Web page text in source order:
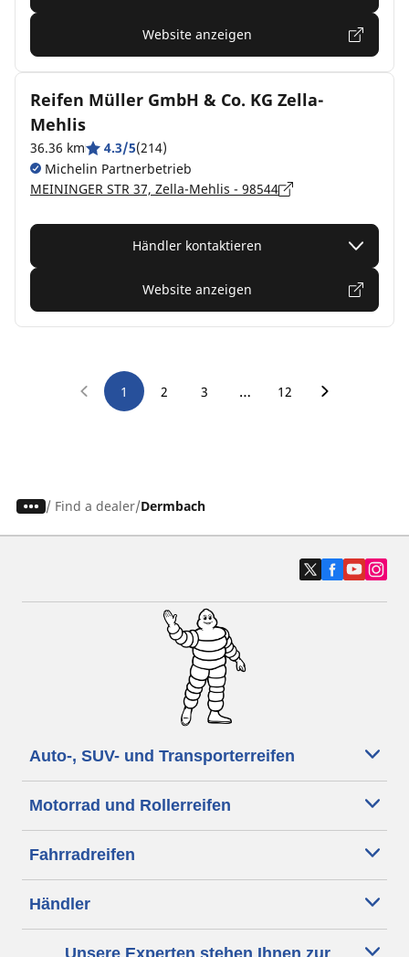
Website anzeigen
Reifen Müller GmbH & Co. KG Zella-
Mehlis
36.36 km 4.3/5(214)
Michelin Partnerbetrieb
MEININGER STR 37, Zella-Mehlis - 98544
Händler kontaktieren
Website anzeigen
1 2 3 … 12
/ Find a dealer Dermbach
Auto-, SUV- und Transporterreifen
Motorrad und Rollerreifen
Fahrradreifen
Händler
Unsere Experten stehen Ihnen zur